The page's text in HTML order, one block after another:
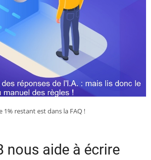
1% restant est dans la FAQ !
nous aide à écrire